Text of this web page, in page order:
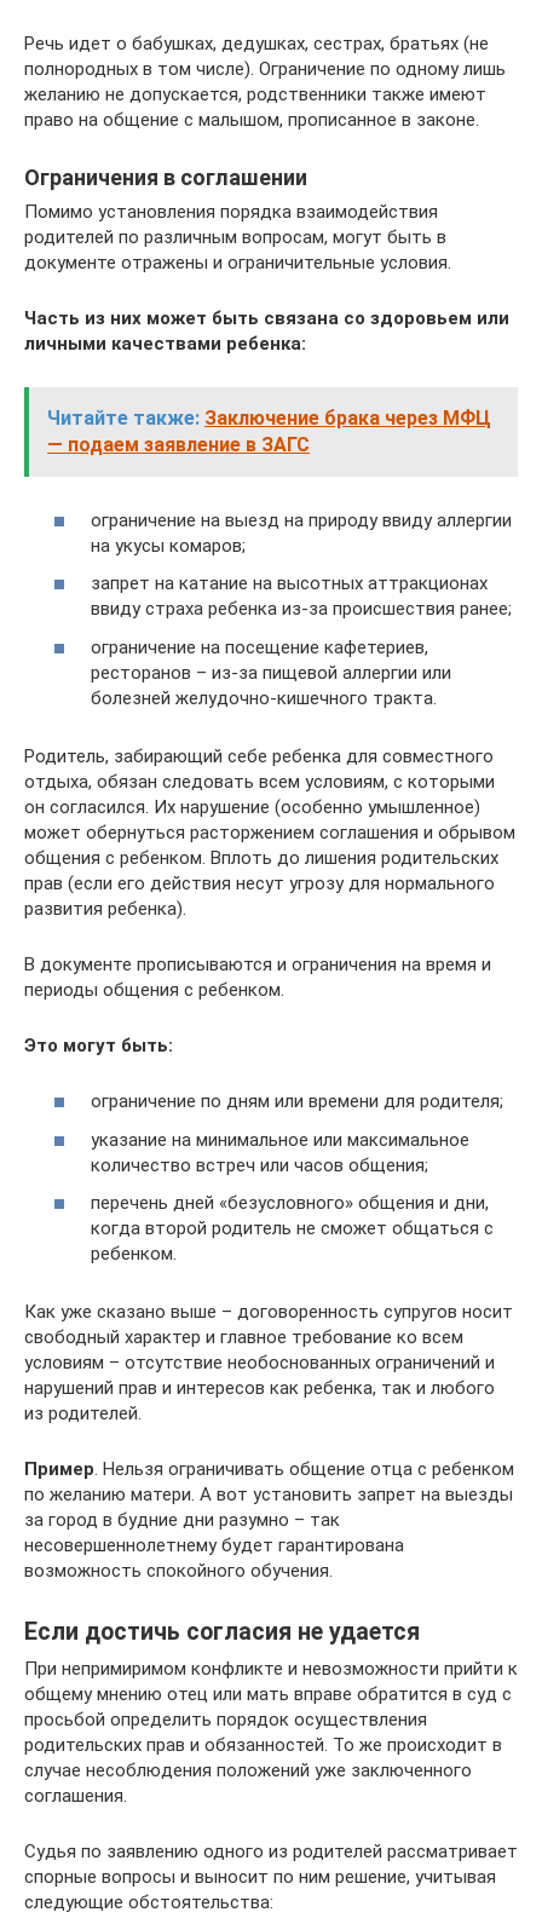
Речь идет о бабушках, дедушках, сестрах, братьях (не
полнородных в том числе). Ограничение по одному лишь
желанию не допускается, родственники также имеют
право на общение с малышом, прописанное в законе.
Ограничения в соглашении
Помимо установления порядка взаимодействия
родителей по различным вопросам, могут быть в
документе отражены и ограничительные условия.
Часть из них может быть связана со здоровьем или
личными качествами ребенка:
Читайте также: Заключение брака через МФЦ
— подаем заявление в ЗАГС
ограничение на выезд на природу ввиду аллергии
на укусы комаров;
запрет на катание на высотных аттракционах
ввиду страха ребенка из-за происшествия ранее;
ограничение на посещение кафетериев,
ресторанов – из-за пищевой аллергии или
болезней желудочно-кишечного тракта.
Родитель, забирающий себе ребенка для совместного
отдыха, обязан следовать всем условиям, с которыми
он согласился. Их нарушение (особенно умышленное)
может обернуться расторжением соглашения и обрывом
общения с ребенком. Вплоть до лишения родительских
прав (если его действия несут угрозу для нормального
развития ребенка).
В документе прописываются и ограничения на время и
периоды общения с ребенком.
Это могут быть:
ограничение по дням или времени для родителя;
указание на минимальное или максимальное
количество встреч или часов общения;
перечень дней «безусловного» общения и дни,
когда второй родитель не сможет общаться с
ребенком.
Как уже сказано выше – договоренность супругов носит
свободный характер и главное требование ко всем
условиям – отсутствие необоснованных ограничений и
нарушений прав и интересов как ребенка, так и любого
из родителей.
Пример. Нельзя ограничивать общение отца с ребенком
по желанию матери. А вот установить запрет на выезды
за город в будние дни разумно – так
несовершеннолетнему будет гарантирована
возможность спокойного обучения.
Если достичь согласия не удается
При непримиримом конфликте и невозможности прийти к
общему мнению отец или мать вправе обратится в суд с
просьбой определить порядок осуществления
родительских прав и обязанностей. То же происходит в
случае несоблюдения положений уже заключенного
соглашения.
Судья по заявлению одного из родителей рассматривает
спорные вопросы и выносит по ним решение, учитывая
следующие обстоятельства: